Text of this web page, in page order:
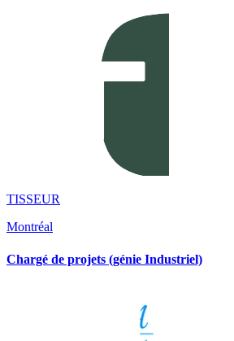
TISSEUR
Montréal
Chargé de projets (génie Industriel)